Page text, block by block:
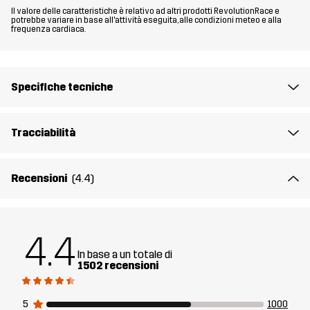
Il valore delle caratteristiche è relativo ad altri prodotti RevolutionRace e
potrebbe variare in base all'attività eseguita, alle condizioni meteo e alla
frequenza cardiaca.
Specifiche tecniche
Tracciabilità
Recensioni (4.4)
4.4 In base a un totale di
1502 recensioni
5
1000